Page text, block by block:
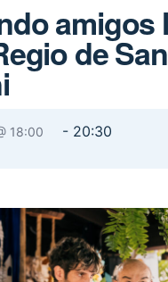
amigos
de
18:00 - 20:30